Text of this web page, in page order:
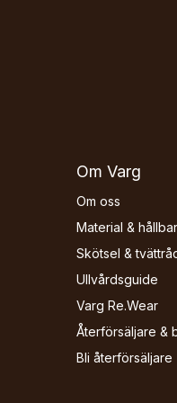
Om Varg
Om oss
Material &
Skötsel &
Ullvårdsguide
Varg Re.Wear
Återförsäljare &
Bli återförsäljare